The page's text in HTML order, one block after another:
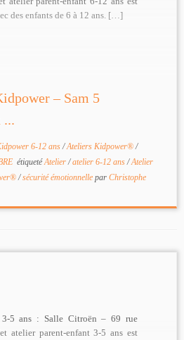
des enfants de 6 à 12 ans. […]
– Sam 5
...
6-12 ans/Ateliers Kidpower®/
étiquetéAtelier/atelier 6-12 ans/Atelier
/sécurité émotionnelle par Christophe
3-5 ans : Salle Citroën – 69 rue
atelier parent-enfant 3-5 ans est